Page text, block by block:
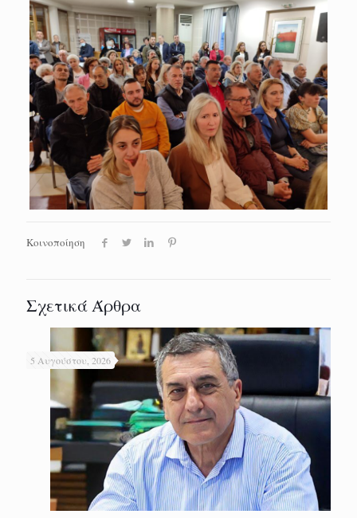
Κοινοποίηση
Σχετικά Άρθρα
5 Αυγούστου, 2026